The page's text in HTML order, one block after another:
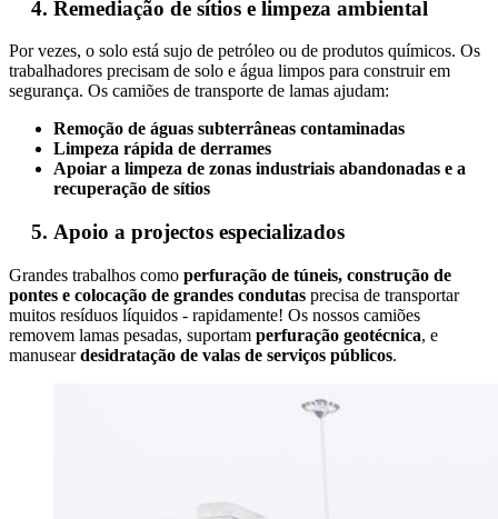
Remediação de sítios e limpeza ambiental
Por vezes, o solo está sujo de petróleo ou de produtos químicos. Os
trabalhadores precisam de solo e água limpos para construir em
segurança. Os camiões de transporte de lamas ajudam:
Remoção de águas subterrâneas contaminadas
Limpeza rápida de derrames
Apoiar a limpeza de zonas industriais abandonadas e a
recuperação de sítios
Apoio a projectos especializados
Grandes trabalhos como perfuração de túneis, construção de
pontes e colocação de grandes condutas precisa de transportar
muitos resíduos líquidos - rapidamente! Os nossos camiões
removem lamas pesadas, suportam perfuração geotécnica, e
manuseardesidratação de valas de serviços públicos.